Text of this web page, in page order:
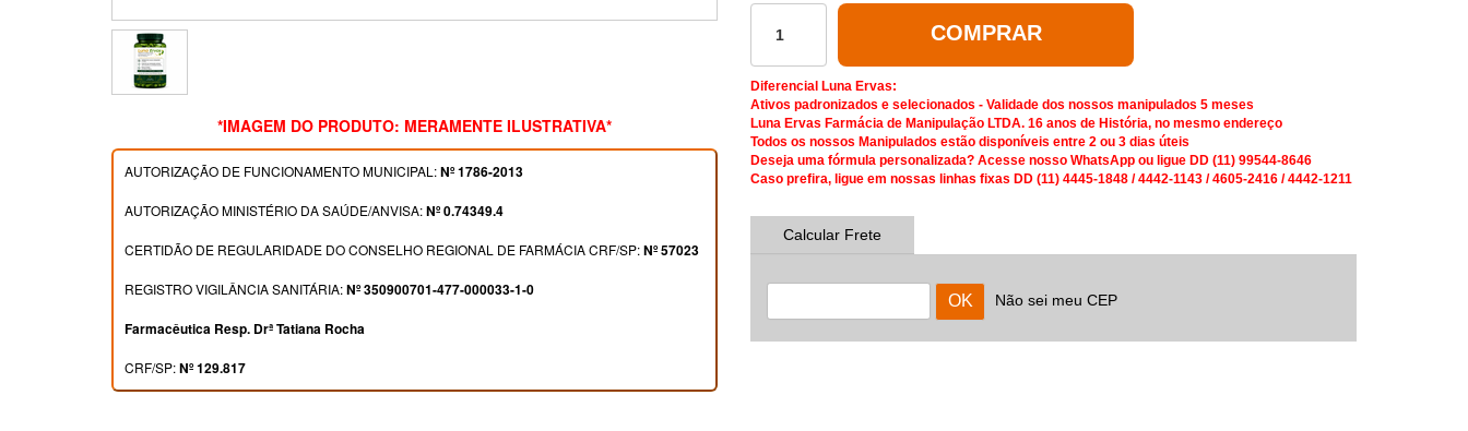
*IMAGEM DO PRODUTO: MERAMENTE ILUSTRATIVA*
AUTORIZAÇÃO DE FUNCIONAMENTO MUNICIPAL:Nº 1786-2013
AUTORIZAÇÃO MINISTÉRIO DA SAÚDE/ANVISA:Nº 0.74349.4
CERTIDÃO DE REGULARIDADE DO CONSELHO REGIONAL DE FARMÁCIA CRF/SP:Nº 57023
REGISTRO VIGILÂNCIA SANITÁRIA:Nº 350900701-477-000033-1-0
Farmacêutica Resp. Drª Tatiana Rocha
CRF/SP:Nº 129.817
COMPRAR
Diferencial Luna Ervas:
Ativos padronizados e selecionados - Validade dos nossos manipulados 5 meses
Luna Ervas Farmácia de Manipulação LTDA. 16 anos de História, no mesmo endereço
Todos os nossos Manipulados estão disponíveis entre 2 ou 3 dias úteis
Deseja uma fórmula personalizada? Acesse nosso WhatsApp ou ligue DD (11) 99544-8646
Caso prefira, ligue em nossas linhas fixas DD (11) 4445-1848 / 4442-1143 / 4605-2416 / 4442-1211
Calcular Frete
Não sei meu CEP